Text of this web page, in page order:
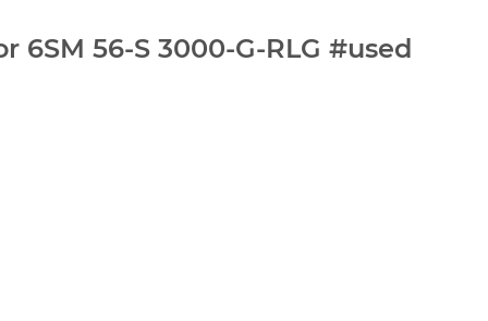
6SM 56-S 3000-G-RLG #used